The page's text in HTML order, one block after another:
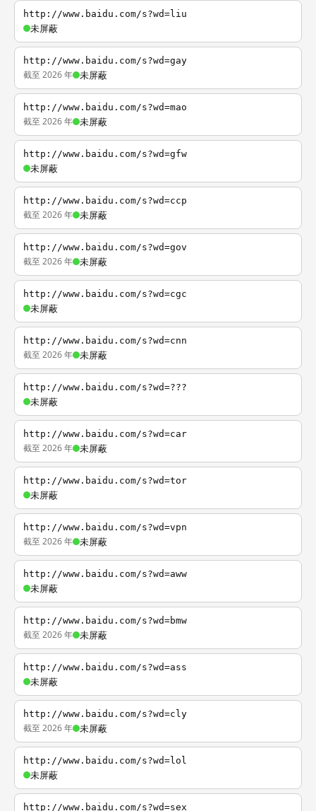
http://www.baidu.com/s?wd=liu
未屏蔽
http://www.baidu.com/s?wd=gay
截至 2026 年 未屏蔽
http://www.baidu.com/s?wd=mao
截至 2026 年 未屏蔽
http://www.baidu.com/s?wd=gfw
未屏蔽
http://www.baidu.com/s?wd=ccp
截至 2026 年 未屏蔽
http://www.baidu.com/s?wd=gov
截至 2026 年 未屏蔽
http://www.baidu.com/s?wd=cgc
未屏蔽
http://www.baidu.com/s?wd=cnn
截至 2026 年 未屏蔽
http://www.baidu.com/s?wd=???
未屏蔽
http://www.baidu.com/s?wd=car
截至 2026 年 未屏蔽
http://www.baidu.com/s?wd=tor
未屏蔽
http://www.baidu.com/s?wd=vpn
截至 2026 年 未屏蔽
http://www.baidu.com/s?wd=aww
未屏蔽
http://www.baidu.com/s?wd=bmw
截至 2026 年 未屏蔽
http://www.baidu.com/s?wd=ass
未屏蔽
http://www.baidu.com/s?wd=cly
截至 2026 年 未屏蔽
http://www.baidu.com/s?wd=lol
未屏蔽
http://www.baidu.com/s?wd=sex